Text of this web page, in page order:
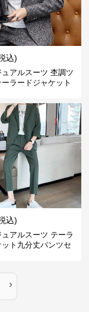
込)
ュアルスーツ 杢調ツ
ラードジャケット
込)
ュアルスーツ テーラ
ト九分丈パンツセ
›